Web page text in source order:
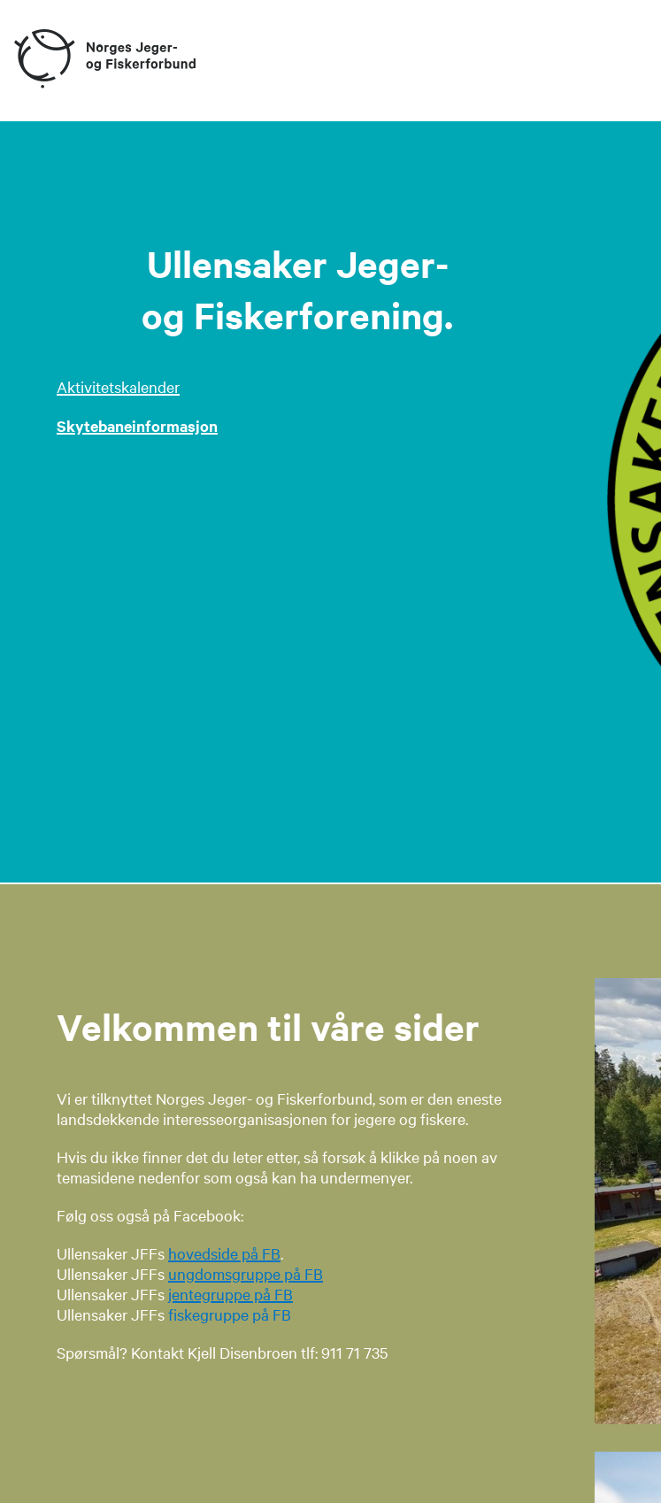
Ullensaker Jeger-
og Fiskerforening.
Aktivitetskalender
Skytebaneinformasjon
Velkommen til våre sider
Vi er tilknyttet Norges Jeger- og Fiskerforbund, som er den eneste
landsdekkende interesseorganisasjonen for jegere og fiskere.​​​​​
Hvis du ikke finner det du leter etter, så forsøk å klikke på noen av
temasidene nedenfor som også kan ha undermenyer.
Følg oss også på Facebook:
Ullensaker JFFs hovedside på FB.
Ullensaker JFFs ungdomsgruppe på FB
Ullensaker JFFs jentegr​​uppe på FB
Ullensaker JFFsfiskegruppe på FB​
​​Spørsmål? Kontakt Kjell Disenbroen tlf: 911 71 735